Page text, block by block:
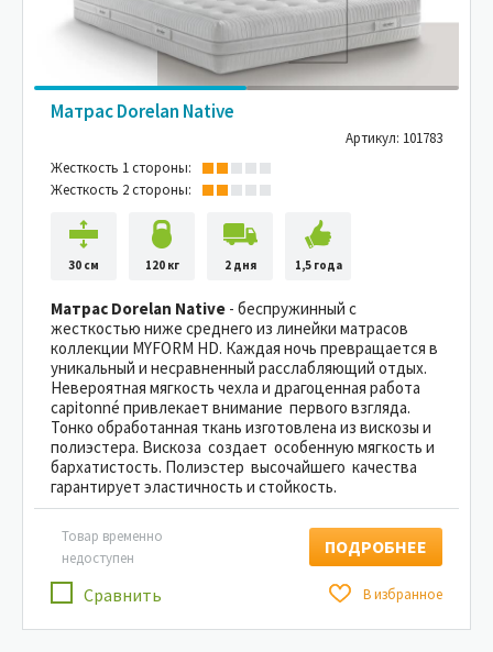
Матрас Dorelan Native
Артикул: 101783
Жесткость 1 стороны:
Жесткость 2 стороны:
30 см 120 кг 2 дня 1,5 года
Матрас Dorelan Native - беспружинный с
жесткостью ниже среднего из линейки матрасов
коллекции MYFORM HD. Каждая ночь превращается в
уникальный и несравненный расслабляющий отдых.
Невероятная мягкость чехла и драгоценная работа
capitonné привлекает внимание первого взгляда.
Тонко обработанная ткань изготовлена из вискозы и
полиэстера. Вискоза создает особенную мягкость и
бархатистость. Полиэстер высочайшего качества
гарантирует эластичность и стойкость.
Сравнить В избранное
Товар временно
недоступен
ПОДРОБНЕЕ